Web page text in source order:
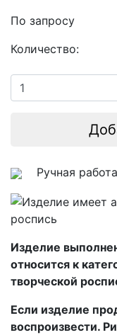
По запросу
Количество:
Ручная работа
роспись
Изделие
относится к
творческой
Если изделие
воспроизвести.